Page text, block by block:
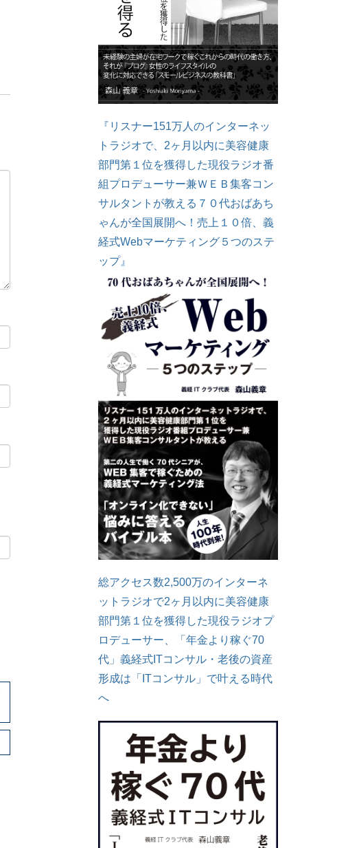
『リスナー151万人のインターネッ
トラジオで、2ヶ月以内に美容健康
部門第１位を獲得した現役ラジオ番
組プロデューサー兼ＷＥＢ集客コン
サルタントが教える７０代おばあち
ゃんが全国展開へ！売上１０倍、義
経式Webマーケティング５つのステ
ップ』
総アクセス数2,500万のインターネ
ットラジオで2ヶ月以内に美容健康
部門第１位を獲得した現役ラジオプ
ロデューサー、「年金より稼ぐ70
代」義経式ITコンサル・老後の資産
形成は「ITコンサル」で叶える時代
へ